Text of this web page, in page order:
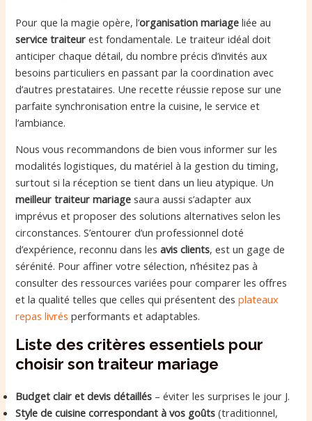
Pour que la magie opère, l’organisation mariage liée au
service traiteur est fondamentale. Le traiteur idéal doit
anticiper chaque détail, du nombre précis d’invités aux
besoins particuliers en passant par la coordination avec
d’autres prestataires. Une recette réussie repose sur une
parfaite synchronisation entre la cuisine, le service et
l’ambiance.
Nous vous recommandons de bien vous informer sur les
modalités logistiques, du matériel à la gestion du timing,
surtout si la réception se tient dans un lieu atypique. Un
meilleur traiteur mariage saura aussi s’adapter aux
imprévus et proposer des solutions alternatives selon les
circonstances. S’entourer d’un professionnel doté
d’expérience, reconnu dans lesavis clients, est un gage de
sérénité. Pour affiner votre sélection, n’hésitez pas à
consulter des ressources variées pour comparer les offres
et la qualité telles que celles qui présentent desplateaux
repas livrés performants et adaptables.
Liste des critères essentiels pour
choisir son traiteur mariage
Budget clair et devis détaillés – éviter les surprises le jour J.
Style de cuisine correspondant à vos goûts (traditionnel,